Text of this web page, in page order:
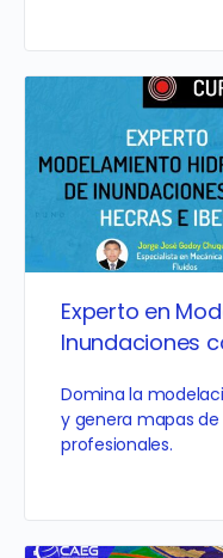
Experto en
Inundaciones
Domina la
y genera mapas
profesionales.